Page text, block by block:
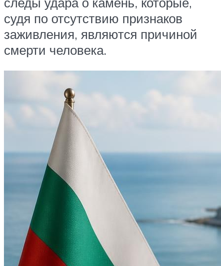
судя по отсутствию признаков
заживления, являются причиной
смерти человека.